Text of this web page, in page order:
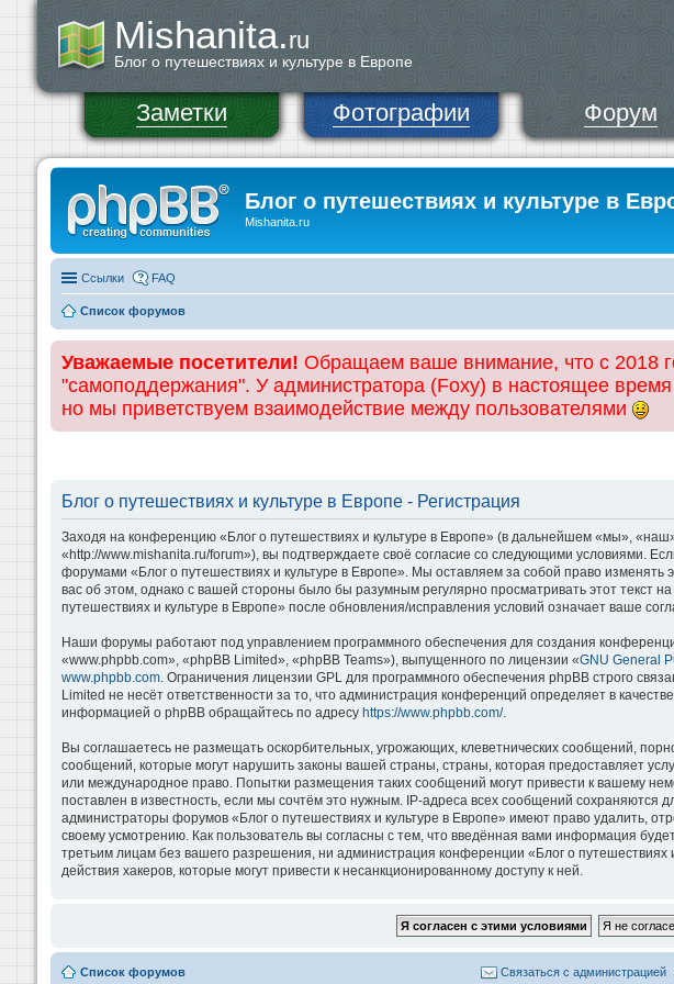
Mishanita.ru
Блог о путешествиях и культуре в Европе
Заметки Фотографии Форум
Блог о путешествиях и культуре в
Mishanita.ru
Ссылки FAQ
Список форумов
Уважаемые посетители! Обращаем ваше внимание, что с 2018
"самоподдержания". У администратора (Foxy) в настоящее
но мы приветствуем взаимодействие между пользователями
Блог о путешествиях и культуре в Европе - Регистрация
Заходя на конференцию «Блог о путешествиях и культуре в Европе» (в дальнейшем «мы»,
«http://www.mishanita.ru/forum»), вы подтверждаете своё согласие со следующими условиями.
форумами «Блог о путешествиях и культуре в Европе». Мы оставляем за собой право
вас об этом, однако с вашей стороны было бы разумным регулярно просматривать этот текст
путешествиях и культуре в Европе» после обновления/исправления условий означает ваше
Наши форумы работают под управлением программного обеспечения для создания
«www.phpbb.com», «phpBB Limited», «phpBB Teams»), выпущенного по лицензии «GNU General
www.phpbb.com. Ограничения лицензии GPL для программного обеспечения phpBB строго
Limited не несёт ответственности за то, что администрация конференций определяет в
информацией о phpBB обращайтесь по адресу https://www.phpbb.com/.
Вы соглашаетесь не размещать оскорбительных, угрожающих, клеветнических сообщений,
сообщений, которые могут нарушить законы вашей страны, страны, которая предоставляет
или международное право. Попытки размещения таких сообщений могут привести к вашему
поставлен в известность, если мы сочтём это нужным. IP-адреса всех сообщений сохраняются
администраторы форумов «Блог о путешествиях и культуре в Европе» имеют право удалить,
своему усмотрению. Как пользователь вы согласны с тем, что введённая вами информация
третьим лицам без вашего разрешения, ни администрация конференции «Блог о путешествиях
действия хакеров, которые могут привести к несанкционированному доступу к ней.
Список форумов Связаться с администрацией